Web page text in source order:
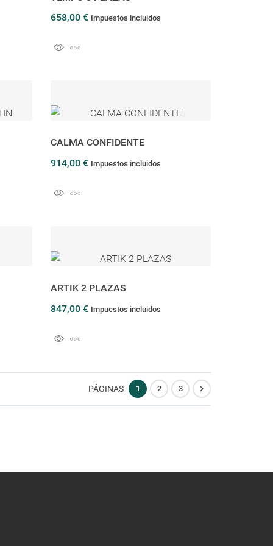
658,00 € Impuestos incluidos
CALMA CONFIDENTE
914,00 € Impuestos incluidos
ARTIK 2 PLAZAS
847,00 € Impuestos incluidos
PÁGINAS 1 2 3 